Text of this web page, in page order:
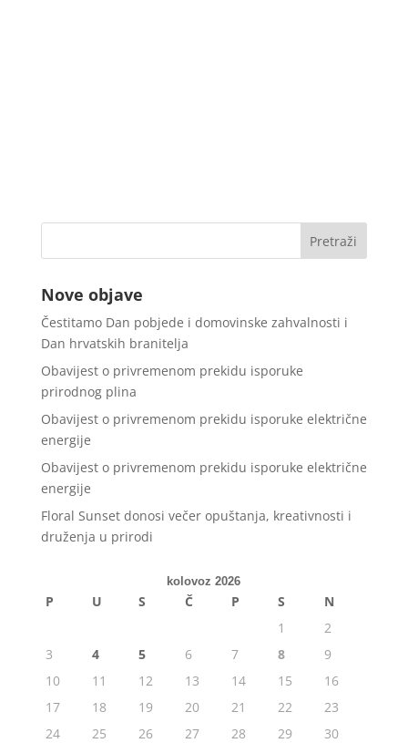
Nove objave
Čestitamo Dan pobjede i domovinske zahvalnosti i
Dan hrvatskih branitelja
Obavijest o privremenom prekidu isporuke
prirodnog plina
Obavijest o privremenom prekidu isporuke električne
energije
Obavijest o privremenom prekidu isporuke električne
energije
Floral Sunset donosi večer opuštanja, kreativnosti i
druženja u prirodi
kolovoz 2026
P U S Č P S
N
1
2
3
4 5 6 7 8
9
10
11 12 13 14 15
16
17
18 19 20 21 22
23
24
25 26 27 28 29 30